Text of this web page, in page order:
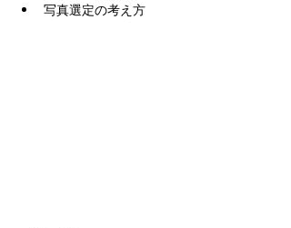
写真選定の考え方